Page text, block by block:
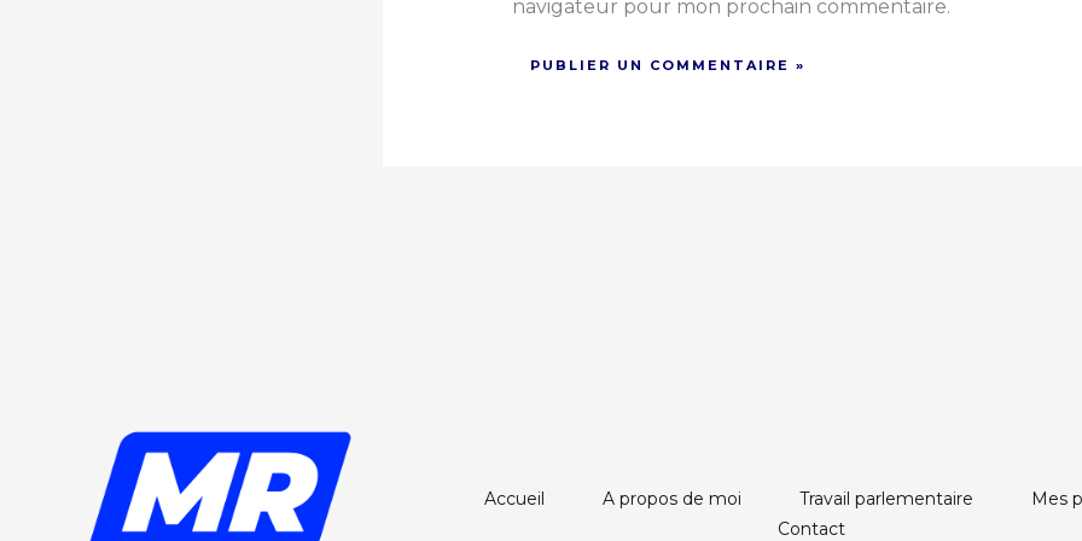
navigateur pour mon prochain commentaire.
Accueil A propos de moi Travail parlementaire
Mes
Contact